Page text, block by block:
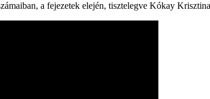
a fejezetek elején, tisztelegve Kókay